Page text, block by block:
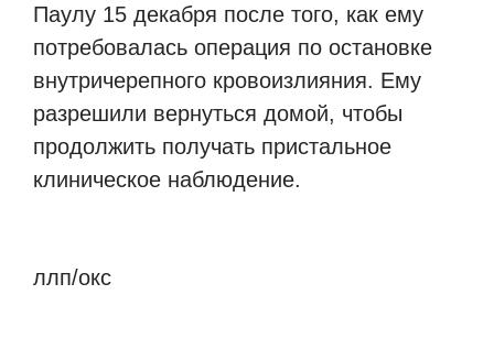
Паулу 15 декабря после того, как ему
потребовалась операция по остановке
внутричерепного кровоизлияния. Ему
разрешили вернуться домой, чтобы
продолжить получать пристальное
клиническое наблюдение.
ллп/окс